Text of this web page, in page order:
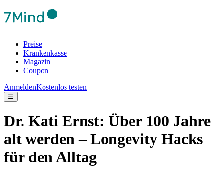
Preise
Krankenkasse
Magazin
Coupon
AnmeldenKostenlos testen
☰
Dr. Kati Ernst: Über 100 Jahre
alt werden – Longevity Hacks
für den Alltag